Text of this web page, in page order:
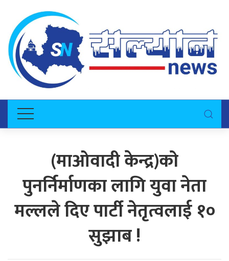
(माओवादी केन्द्र)को
पुनर्निर्माणका लागि युवा नेता
मल्लले दिए पार्टी नेतृत्वलाई १०
सुझाब !